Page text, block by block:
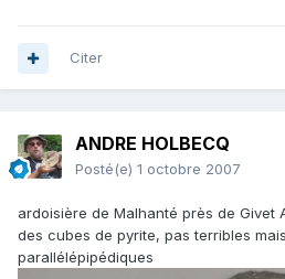
Citer
ANDRE HOLBECQ
Posté(e) 1 octobre 2007
ardoisière de Malhanté près de Givet
des cubes de pyrite, pas terribles
parallélépipédiques